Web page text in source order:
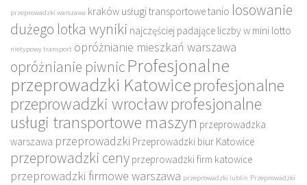
przeprowadzki warszawa kraków usługi transportowe tanio losowanie
dużego lotka wyniki najczęściej padające liczby w mini lotto
nietypowy transport opróżnianie mieszkań warszawa
opróżnianie piwnicProfesjonalne
przeprowadzki Katowiceprofesjonalne
przeprowadzki wrocławprofesjonalne
usługi transportowe maszyn przeprowadzka
warszawa przeprowadzki Przeprowadzki biur Katowice
przeprowadzki ceny przeprowadzki firm katowice
przeprowadzki firmowe warszawa przeprowadzki lublin Przeprowadzki